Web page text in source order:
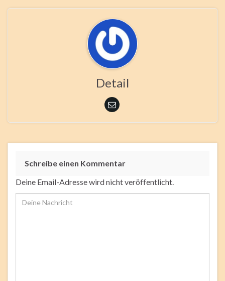
Detail
Schreibe einen Kommentar
Deine Email-Adresse wird nicht veröffentlicht.